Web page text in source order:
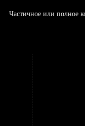
Частичное или полное